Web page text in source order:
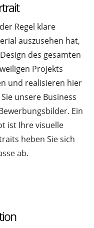
Regel klare
auszusehen hat,
des gesamten
Projekts
und realisieren hier
unsere Business
Ein
ist Ihre visuelle
heben Sie sich
ab.